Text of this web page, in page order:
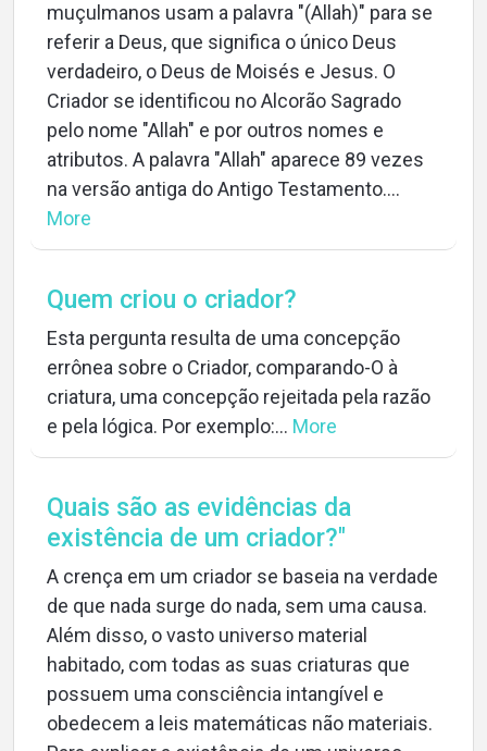
muçulmanos usam a palavra "(Allah)" para se
referir a Deus, que significa o único Deus
verdadeiro, o Deus de Moisés e Jesus. O
Criador se identificou no Alcorão Sagrado
pelo nome "Allah" e por outros nomes e
atributos. A palavra "Allah" aparece 89 vezes
na versão antiga do Antigo Testamento....
More
Quem criou o criador?
Esta pergunta resulta de uma concepção
errônea sobre o Criador, comparando-O à
criatura, uma concepção rejeitada pela razão
e pela lógica. Por exemplo:... More
Quais são as evidências da
existência de um criador?"
A crença em um criador se baseia na verdade
de que nada surge do nada, sem uma causa.
Além disso, o vasto universo material
habitado, com todas as suas criaturas que
possuem uma consciência intangível e
obedecem a leis matemáticas não materiais.